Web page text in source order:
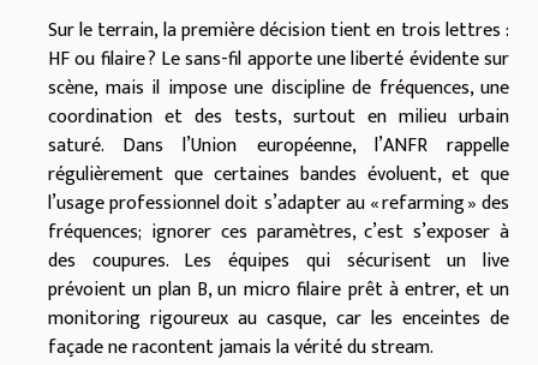
Sur le terrain, la première décision tient en trois lettres :
HF ou filaire ? Le sans-fil apporte une liberté évidente sur
scène, mais il impose une discipline de fréquences, une
coordination et des tests, surtout en milieu urbain
saturé. Dans l’Union européenne, l’ANFR rappelle
régulièrement que certaines bandes évoluent, et que
l’usage professionnel doit s’adapter au « refarming » des
fréquences; ignorer ces paramètres, c’est s’exposer à
des coupures. Les équipes qui sécurisent un live
prévoient un plan B, un micro filaire prêt à entrer, et un
monitoring rigoureux au casque, car les enceintes de
façade ne racontent jamais la vérité du stream.